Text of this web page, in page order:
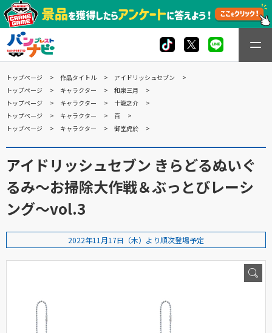
トップページ 作品タイトル
アイドリッシュセブン
トップページ
キャラクター
和泉三月
トップページ
キャラクター
十龍之介
トップページ
キャラクター
百
トップページ
キャラクター 御堂虎於
アイドリッシュセブン きらどるぬいぐ
るみ～お掃除大作戦＆ぶっとびレーシ
ング～vol.3
2022年11月17日（木）より順次登場予定